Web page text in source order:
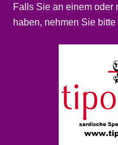
Falls Sie an einem oder
haben, nehmen Sie bitte